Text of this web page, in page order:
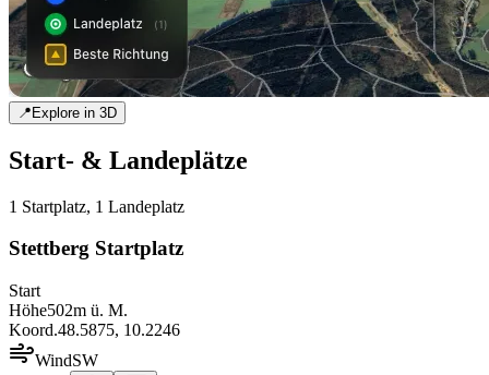
📍Explore in 3D
Start- & Landeplätze
1 Startplatz, 1 Landeplatz
Stettberg Startplatz
Start
Höhe502m ü. M.
Koord.48.5875, 10.2246
WindSW